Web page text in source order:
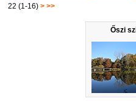
22 (1-16)> >>
Őszi